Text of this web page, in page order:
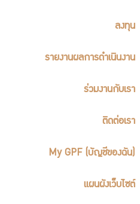
ลงทุน
รายงานผลการดำเนินงาน
ร่วมงานกับเรา
ติดต่อเรา
My GPF (บัญชีของฉัน)
แผนผังเว็บไซต์